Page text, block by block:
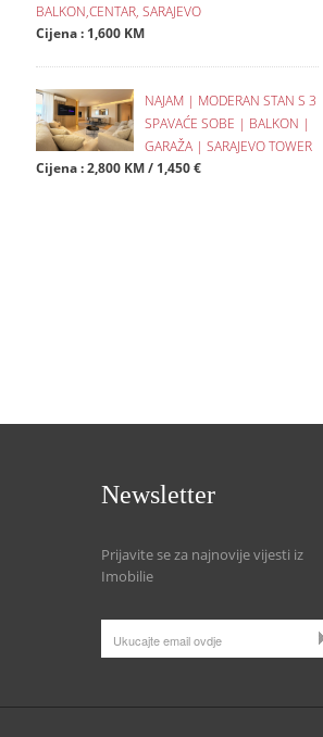
BALKON,CENTAR, SARAJEVO
Cijena : 1,600 KM
NAJAM | MODERAN STAN S 3
SPAVAĆE SOBE | BALKON |
GARAŽA | SARAJEVO TOWER
Cijena : 2,800 KM / 1,450 €
Newsletter
Prijavite se za najnovije vijesti iz
Imobilie